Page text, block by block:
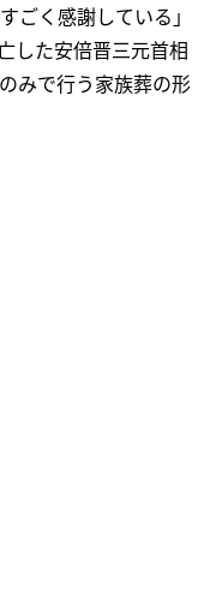
ごく感謝している」
した安倍晋三元首相
みで行う家族葬の形